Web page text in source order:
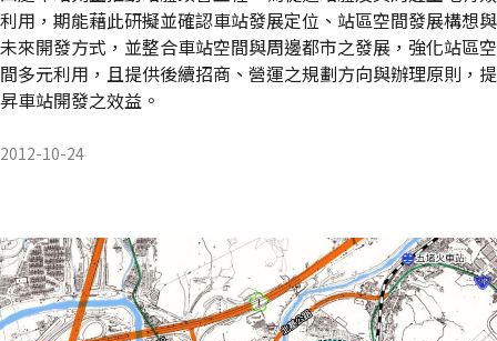
利用，期能藉此研擬並確認車站發展定位、站區空間發展構想與
未來開發方式，並整合車站空間與周邊都市之發展，強化站區空
間多元利用，且提供後續招商、營運之規劃方向與辦理原則，提
昇車站開發之效益。
2012-10-24